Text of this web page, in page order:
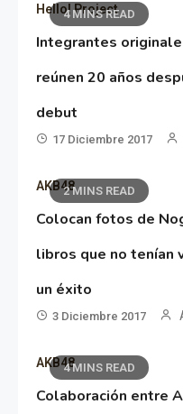
4 MINS READ
Hello! Project
Integrantes
reúnen 20 años
debut
17 Diciembre 2017
2 MINS READ
AKB48
Colocan fotos de
libros que no tenían
un éxito
3 Diciembre 2017
4 MINS READ
AKB48
Colaboración entre